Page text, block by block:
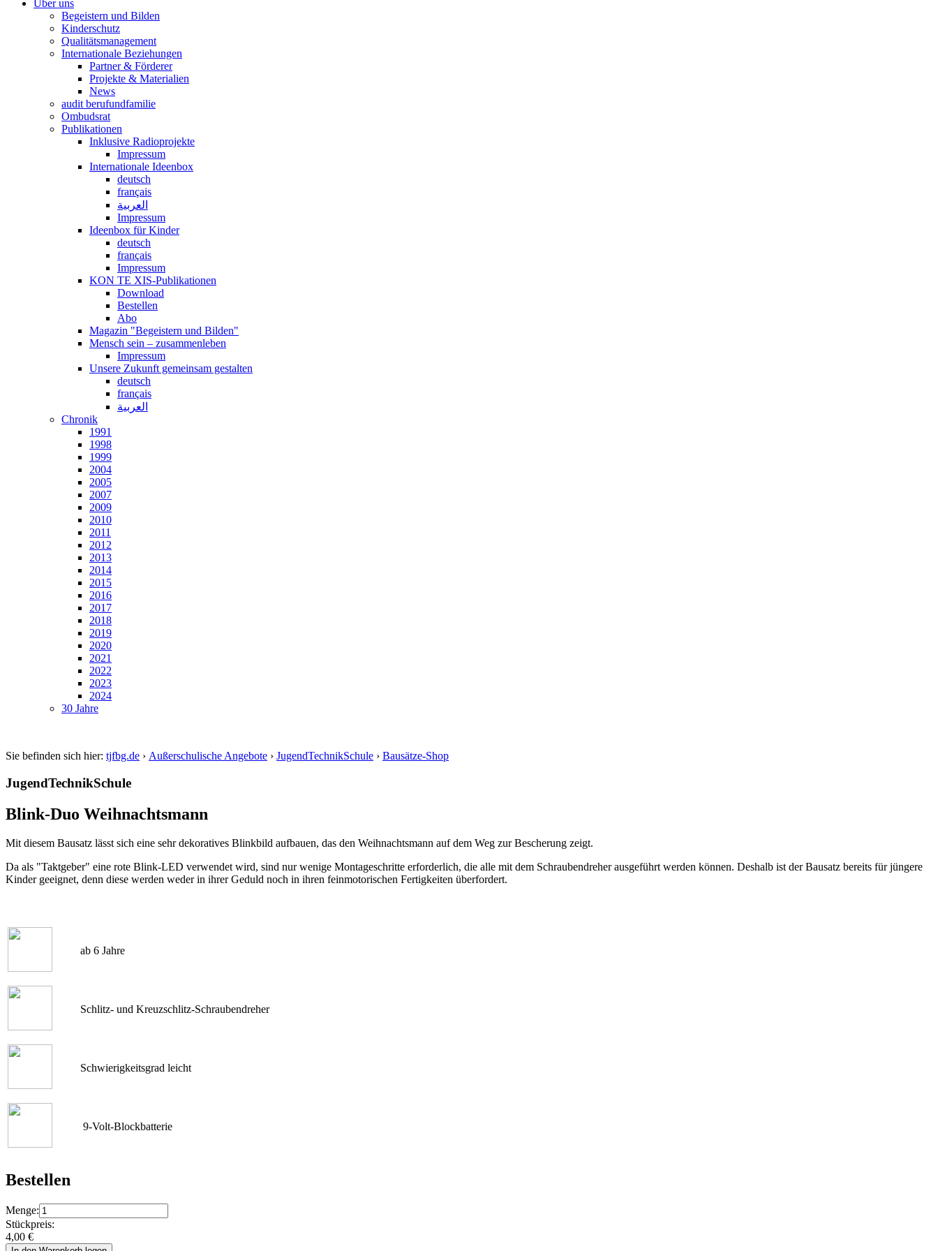
Über uns
Begeistern und Bilden
Kinderschutz
Qualitätsmanagement
Internationale Beziehungen
Partner & Förderer
Projekte & Materialien
News
audit berufundfamilie
Ombudsrat
Publikationen
Inklusive Radioprojekte
Impressum
Internationale Ideenbox
deutsch
français
العربية
Impressum
Ideenbox für Kinder
deutsch
français
Impressum
KON TE XIS-Publikationen
Download
Bestellen
Abo
Magazin "Begeistern und Bilden"
Mensch sein – zusammenleben
Impressum
Unsere Zukunft gemeinsam gestalten
deutsch
français
العربية
Chronik
1991
1998
1999
2004
2005
2007
2009
2010
2011
2012
2013
2014
2015
2016
2017
2018
2019
2020
2021
2022
2023
2024
30 Jahre
Sie befinden sich hier: tjfbg.de › Außerschulische Angebote › JugendTechnikSchule › Bausätze-Shop
JugendTechnikSchule
Blink-Duo Weihnachtsmann
Mit diesem Bausatz lässt sich eine sehr dekoratives Blinkbild aufbauen, das den Weihnachtsmann auf dem Weg zur Bescherung zeigt.
Da als "Taktgeber" eine rote Blink-LED verwendet wird, sind nur wenige Montageschritte erforderlich, die alle mit dem Schraubendreher ausgeführt werden können. Deshalb ist der Bausatz bereits für jüngere
Kinder geeignet, denn diese werden weder in ihrer Geduld noch in ihren feinmotorischen Fertigkeiten überfordert.
ab 6 Jahre
Schlitz- und Kreuzschlitz-Schraubendreher
Schwierigkeitsgrad leicht
9-Volt-Blockbatterie
Bestellen
Menge:
Stückpreis:
4,00 €